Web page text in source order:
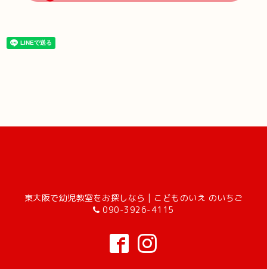
東大阪で幼児教室をお探しなら | こどものいえ のいちご
090-3926-4115